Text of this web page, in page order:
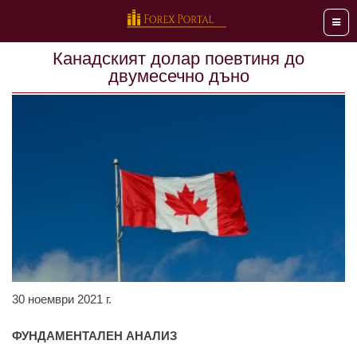
Меню
Канадският долар поевтиня до
двумесечно дъно
30 ноември 2021 г.
ФУНДАМЕНТАЛЕН АНАЛИЗ